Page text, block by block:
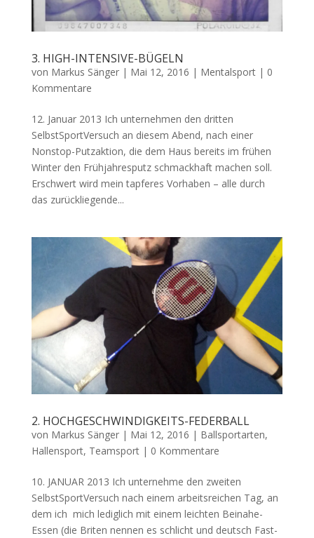
3. HIGH-INTENSIVE-BÜGELN
von Markus Sänger| Mai 12, 2016 | Mentalsport| 0
Kommentare
12. Januar 2013 Ich unternehmen den dritten
SelbstSportVersuch an diesem Abend, nach einer
Nonstop-Putzaktion, die dem Haus bereits im frühen
Winter den Frühjahresputz schmackhaft machen soll.
Erschwert wird mein tapferes Vorhaben – alle durch
das zurückliegende...
2. HOCHGESCHWINDIGKEITS-FEDERBALL
von Markus Sänger| Mai 12, 2016 | Ballsportarten,
Hallensport, Teamsport| 0 Kommentare
10. JANUAR 2013 Ich unternehme den zweiten
SelbstSportVersuch nach einem arbeitsreichen Tag, an
dem ich mich lediglich mit einem leichten Beinahe-
Essen (die Briten nennen es schlicht und deutsch Fast-